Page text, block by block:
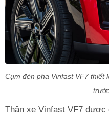
Cụm đèn pha Vinfast VF7 thiết
Thân xe Vinfast VF7